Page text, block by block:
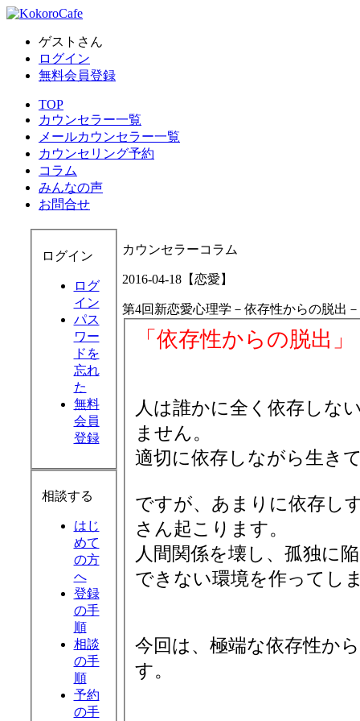
ゲストさん
ログイン
無料会員登録
TOP
カウンセラー一覧
メールカウンセラー一覧
カウンセリング予約
コラム
みんなの声
お問合せ
ログイン
ログ
イン
パス
ワー
ドを
忘れ
た
無料
会員
登録
相談する
はじ
めて
の方
へ
登録
の手
順
相談
の手
順
予約
の手
カウンセラーコラム
2016-04-18【恋愛】
第4回新恋愛心理学－依存性からの脱出－
「依存性からの脱出」
人は誰かに全く依存しな
ません。
適切に依存しながら生き
ですが、あまりに依存し
さん起こります。
人間関係を壊し、孤独に
できない環境を作ってし
今回は、極端な依存性か
す。